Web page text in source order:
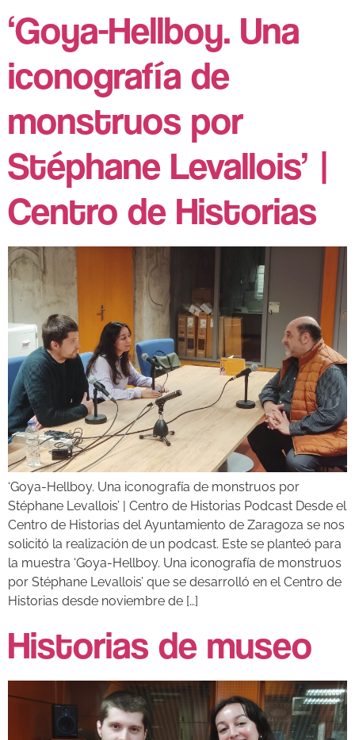
‘Goya-Hellboy. Una
iconografía de
monstruos por
Stéphane Levallois’ |
Centro de Historias
‘Goya-Hellboy. Una iconografía de monstruos por
Stéphane Levallois’ | Centro de Historias Podcast Desde el
Centro de Historias del Ayuntamiento de Zaragoza se nos
solicitó la realización de un podcast. Este se planteó para
la muestra ‘Goya-Hellboy. Una iconografía de monstruos
por Stéphane Levallois’ que se desarrolló en el Centro de
Historias desde noviembre de […]
Historias de museo